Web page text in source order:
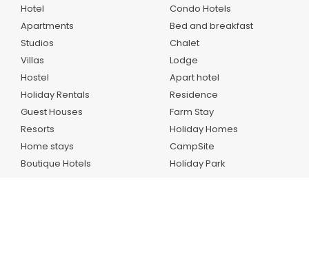
Hotel
Apartments
Studios
Villas
Hostel
Holiday Rentals
Guest Houses
Resorts
Home stays
Boutique Hotels
Condo Hotels
Bed and breakfast
Chalet
Lodge
Apart hotel
Residence
Farm Stay
Holiday Homes
CampSite
Holiday Park